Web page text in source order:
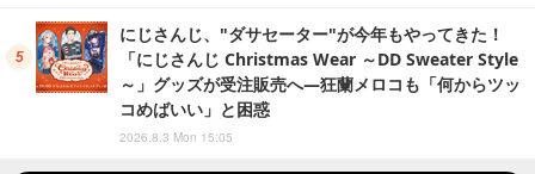
にじさんじ、"ダサセーター"が今年もやってきた！
「にじさんじ Christmas Wear ～DD Sweater Style
～」グッズが受注販売へ―狂蘭メロコも「何からツッ
コめばいい」と困惑
2026.8.3 Mon 15:05